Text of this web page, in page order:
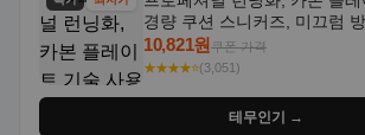
경량 쿠션 스니커즈, 미끄럼
통기성 화이트-퍼플 그라데이
닝 - 남성용, 여성용, 모든 계절
10,821원쿠폰 가격
★★★★⭐(3,051)
테무인기 →